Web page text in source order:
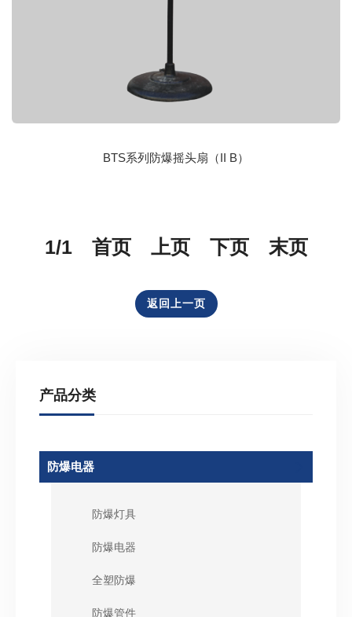
BTS系列防爆摇头扇（II B）
1/1 首页 上页 下页 末页
返回上一页
产品分类
防爆电器
防爆灯具
防爆电器
全塑防爆
防爆管件